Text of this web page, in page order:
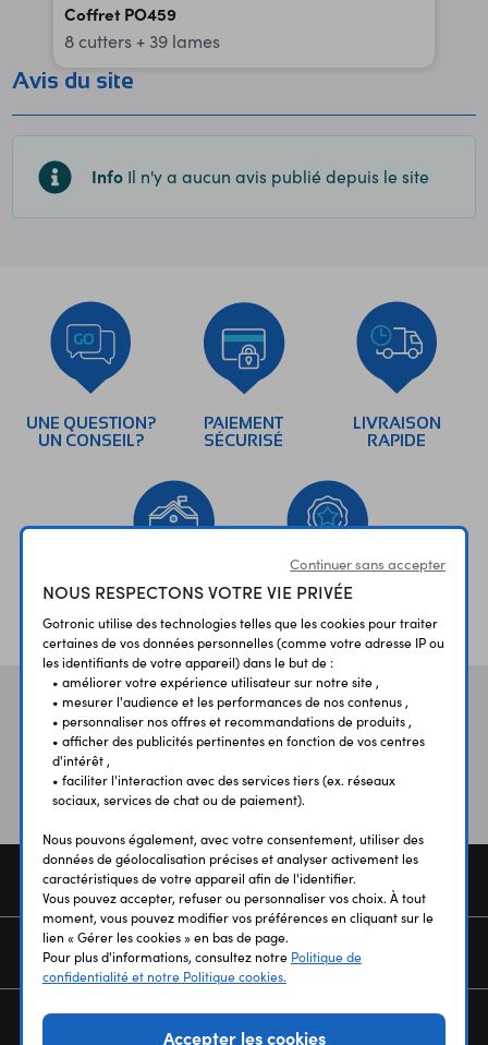
Coffret PO459
8 cutters + 39 lames
Avis du site
Info Il n'y a aucun avis publié depuis le site
UNE QUESTION?
UN CONSEIL?
PAIEMENT
SÉCURISÉ
LIVRAISON
RAPIDE
ÉTABLISSEMENTS
SCOLAIRES
PLUS 30 ANS
D’EXPERIENCE
Vos aviset témoignages
COMMANDE
SERVICES
Continuer sans accepter
NOUS RESPECTONS VOTRE VIE PRIVÉE
Gotronic utilise des technologies telles que les cookies pour traiter
certaines de vos données personnelles (comme votre adresse IP ou
les identifiants de votre appareil) dans le but de :
• améliorer votre expérience utilisateur sur notre site ,
• mesurer l'audience et les performances de nos contenus ,
• personnaliser nos offres et recommandations de produits ,
• afficher des publicités pertinentes en fonction de vos centres
d'intérêt ,
• faciliter l'interaction avec des services tiers (ex. réseaux
sociaux, services de chat ou de paiement).
Nous pouvons également, avec votre consentement, utiliser des
données de géolocalisation précises et analyser activement les
caractéristiques de votre appareil afin de l'identifier.
Vous pouvez accepter, refuser ou personnaliser vos choix. À tout
moment, vous pouvez modifier vos préférences en cliquant sur le
lien « Gérer les cookies » en bas de page.
Pour plus d'informations, consultez notre Politique de
confidentialité et notre Politique cookies.
Accepter les cookies